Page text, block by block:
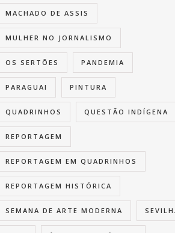
MACHADO DE ASSIS
MULHER NO JORNALISMO
OS SERTÕES PANDEMIA
PARAGUAI PINTURA
QUADRINHOS QUESTÃO INDÍGENA
REPORTAGEM
REPORTAGEM EM QUADRINHOS
REPORTAGEM HISTÓRICA
SEMANA DE ARTE MODERNA